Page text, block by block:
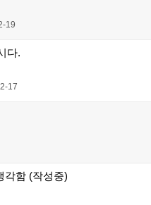
19
다.
17
각함 (작성중)